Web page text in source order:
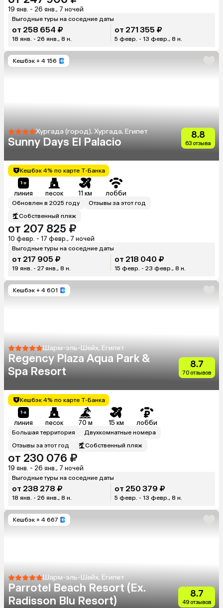
19 янв. - 26 янв., 7 ночей
Выгодные туры на соседние даты
от 258 654 ₽
18 янв. - 26 янв., 8 н.
от 271 355 ₽
5 февр. - 13 февр., 8 н.
Кешбэк + 4 156
Хургада (город), Хургада, Египет
Sunny Days El Palacio
8.8
63 отзыва
Кешбэк 4% по карте Т-Банка
линия песок 11 км лобби
Обновлен в 2025 году
Отзывы за этот год
Собственный пляж
от 207 825 ₽
10 февр. - 17 февр., 7 ночей
Выгодные туры на соседние даты
от 217 905 ₽
19 янв. - 27 янв., 8 н.
от 218 040 ₽
15 февр. - 23 февр., 8 н.
Кешбэк + 4 601
Шарм-эль-Шейх, Египет
Regency Plaza Aqua Park &
Spa Resort
8.7
70 отзывов
Кешбэк 4% по карте Т-Банка
линия песок 70 м 15 км лобби
Большая территория
Двухкомнатные номера
Отзывы за этот год
Собственный пляж
от 230 076 ₽
19 янв. - 26 янв., 7 ночей
Выгодные туры на соседние даты
от 238 278 ₽
18 янв. - 26 янв., 8 н.
от 250 379 ₽
5 февр. - 13 февр., 8 н.
Кешбэк + 4 667
Шарм-эль-Шейх, Египет
Parrotel Beach Resort (Ex.
Radisson Blu Resort)
8.7
49 отзывов